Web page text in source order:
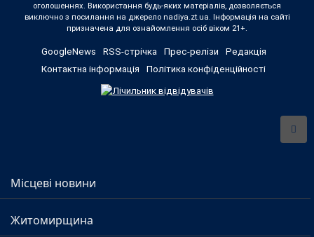
оголошеннях. Використання будь-яких матеріалів, дозволяється
виключно з посилання на джерело nadiya.zt.ua. Інформація на сайті
призначена для ознайомлення осіб віком 21+.
GoogleNews RSS-стрічка Прес-релізи
Редакція
Контактна інформація
Політика конфіденційності
Місцеві новини
Житомирщина